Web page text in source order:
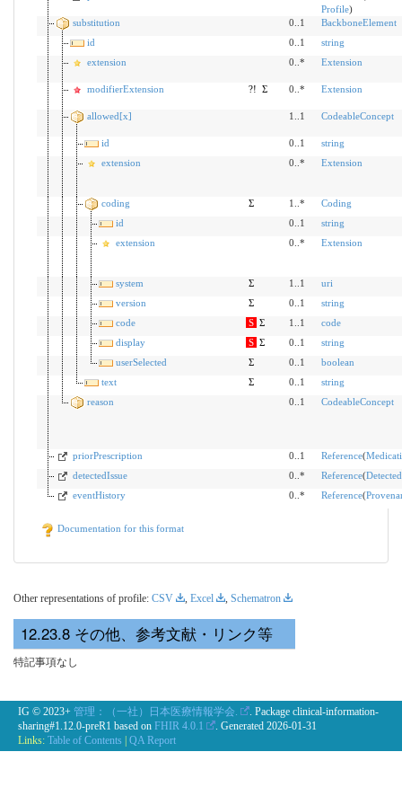
Profile)
substitution
0..1
BackboneElement
id
0..1
string
extension
0..* Extension
modifierExtension ?! Σ 0..* Extension
allowed[x] 1..1 CodeableConcept
id 0..1
string
extension
0..* Extension
coding Σ 1..*
Coding
id
0..1
string
extension
0..* Extension
system Σ 1..1
uri
version
Σ 0..1
string
code
S Σ 1..1
code
display
S Σ 0..1
string
userSelected
Σ 0..1
boolean
text
Σ 0..1
string
reason
0..1 CodeableConcept
priorPrescription 0..1 Reference(
detectedIssue
0..* Reference(
eventHistory
0..* Reference(
Documentation for this format
Other representations of profile: CSV , Excel , Schematron
その他、参考文献・リンク等
特記事項なし
IG © 2023+ 管理：（一社）日本医療情報学会.
. Package clinical-information-
sharing#1.12.0-preR1 based on FHIR 4.0.1 . Generated 2026-01-31
Links: Table of Contents QA Report